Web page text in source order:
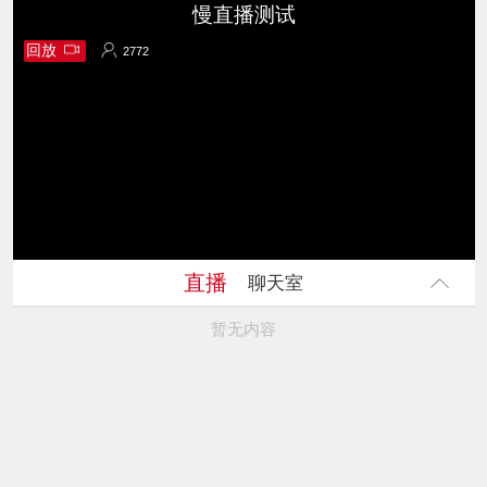
回放 2772
慢直播测试
直播 聊天室
暂无内容